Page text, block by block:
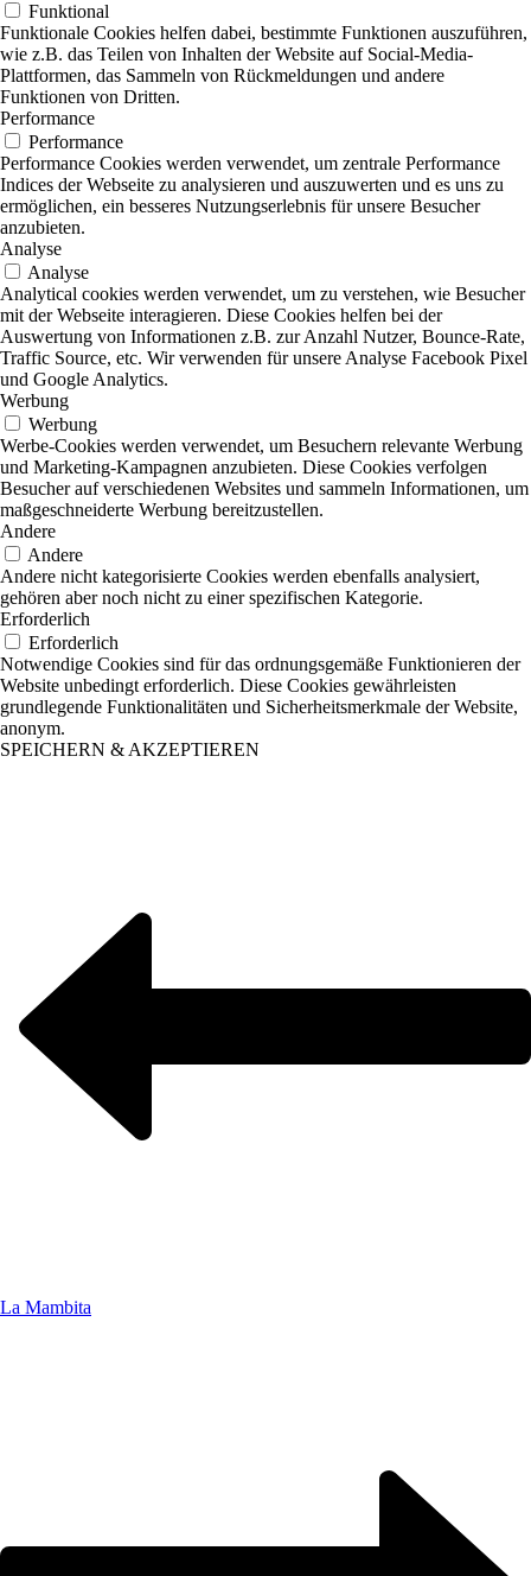
Funktional
Funktionale Cookies helfen dabei, bestimmte Funktionen auszuführen,
wie z.B. das Teilen von Inhalten der Website auf Social-Media-
Plattformen, das Sammeln von Rückmeldungen und andere
Funktionen von Dritten.
Performance
Performance
Performance Cookies werden verwendet, um zentrale Performance
Indices der Webseite zu analysieren und auszuwerten und es uns zu
ermöglichen, ein besseres Nutzungserlebnis für unsere Besucher
anzubieten.
Analyse
Analyse
Analytical cookies werden verwendet, um zu verstehen, wie Besucher
mit der Webseite interagieren. Diese Cookies helfen bei der
Auswertung von Informationen z.B. zur Anzahl Nutzer, Bounce-Rate,
Traffic Source, etc. Wir verwenden für unsere Analyse Facebook Pixel
und Google Analytics.
Werbung
Werbung
Werbe-Cookies werden verwendet, um Besuchern relevante Werbung
und Marketing-Kampagnen anzubieten. Diese Cookies verfolgen
Besucher auf verschiedenen Websites und sammeln Informationen, um
maßgeschneiderte Werbung bereitzustellen.
Andere
Andere
Andere nicht kategorisierte Cookies werden ebenfalls analysiert,
gehören aber noch nicht zu einer spezifischen Kategorie.
Erforderlich
Erforderlich
Notwendige Cookies sind für das ordnungsgemäße Funktionieren der
Website unbedingt erforderlich. Diese Cookies gewährleisten
grundlegende Funktionalitäten und Sicherheitsmerkmale der Website,
anonym.
SPEICHERN & AKZEPTIEREN
La Mambita